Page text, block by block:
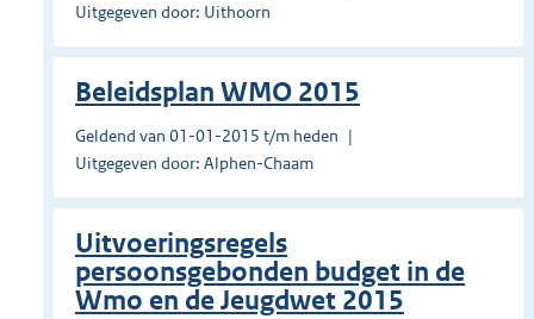
Uitgegeven door: Uithoorn
Beleidsplan WMO 2015
Geldend van 01-01-2015 t/m heden
Uitgegeven door: Alphen-Chaam
Uitvoeringsregels
persoonsgebonden budget in de
Wmo en de Jeugdwet 2015